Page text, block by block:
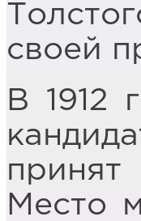
своей
В 1912
Место